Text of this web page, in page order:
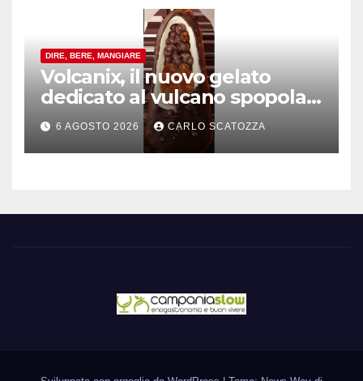
DIRE, BERE, MANGIARE
Volcanix, il nuovo gelato
dedicato al vulcano spopola,
è nato a Caivano
6 AGOSTO 2026 CARLO SCATOZZA